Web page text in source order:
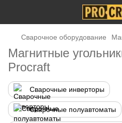
Сварочное оборудование
Магнитные
Procraft
Сварочные инверторы
Сварочные полуавтоматы